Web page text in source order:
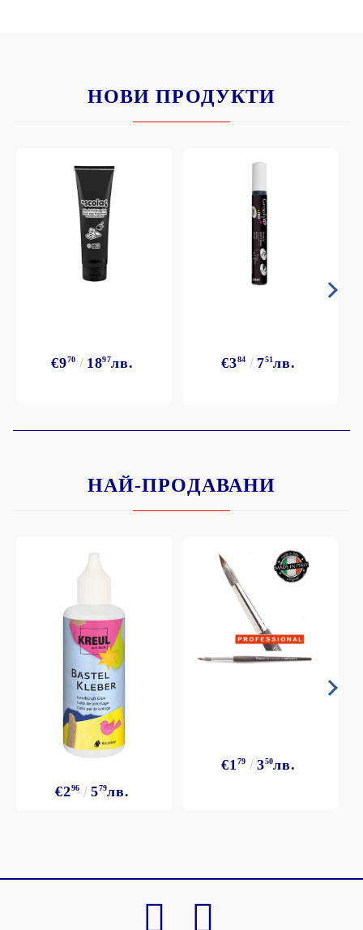
НОВИ ПРОДУКТИ
€970 1897лв. €384 751лв.
НАЙ-ПРОДАВАНИ
€296 579лв.
€179 350лв.